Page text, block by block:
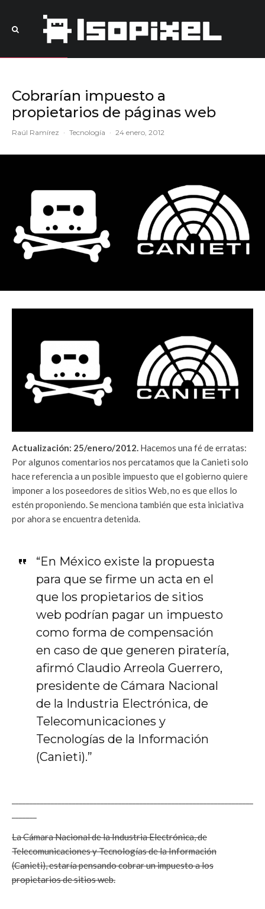
Cobrarían impuesto a
propietarios de páginas web
Raúl Ramírez · Tecnología · 24 enero, 2012
Actualización: 25/enero/2012. Hacemos una fé de erratas:
Por algunos comentarios nos percatamos que la Canieti solo
hace referencia a un posible impuesto que el gobierno quiere
imponer a los poseedores de sitios Web, no es que ellos lo
estén proponiendo. Se menciona también que esta iniciativa
por ahora se encuentra detenida.
“En México existe la propuesta
para que se firme un acta en el
que los propietarios de sitios
web podrían pagar un impuesto
como forma de compensación
en caso de que generen piratería,
afirmó Claudio Arreola Guerrero,
presidente de Cámara Nacional
de la Industria Electrónica, de
Telecomunicaciones y
Tecnologías de la Información
(Canieti).”
La Cámara Nacional de la Industria Electrónica, de
Telecomunicaciones y Tecnologías de la Información
(Canieti), estaría pensando cobrar un impuesto a los
propietarios de sitios web.